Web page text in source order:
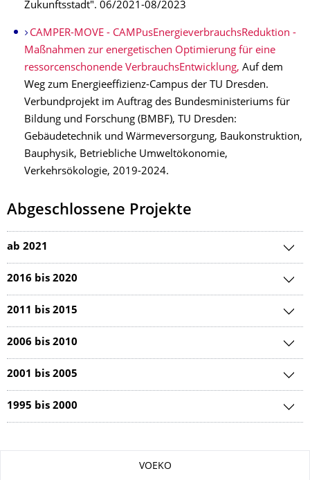
Zukunftsstadt". 06/2021-08/2023
CAMPER-MOVE - CAMPusEnergieverbrauchsReduktion -
Maßnahmen zur energetischen Optimierung für eine
ressorcenschonende VerbrauchsEntwicklung, Auf dem
Weg zum Energieeffizienz-Campus der TU Dresden.
Verbundprojekt im Auftrag des Bundesministeriums für
Bildung und Forschung (BMBF), TU Dresden:
Gebäudetechnik und Wärmeversorgung, Baukonstruktion,
Bauphysik, Betriebliche Umweltökonomie,
Verkehrsökologie, 2019-2024.
Abgeschlossene Projekte
ab 2021
2016 bis 2020
2011 bis 2015
2006 bis 2010
2001 bis 2005
1995 bis 2000
VOEKO